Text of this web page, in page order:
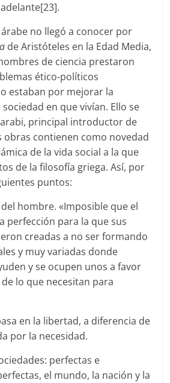
no llegó a conocer por
de Aristóteles en la Edad Media,
de ciencia prestaron
ético-políticos
estaban por mejorar la
en que vivían. Ello se
principal introductor de
obras contienen como novedad
de la vida social a la que
de la filosofía griega. Así, por
puntos:
hombre. «Imposible que el
perfección para la que sus
creadas a no ser formando
y muy variadas donde
y se ocupen unos a favor
lo que necesitan para
en la libertad, a diferencia de
por la necesidad.
perfectas e
el mundo, la nación y la